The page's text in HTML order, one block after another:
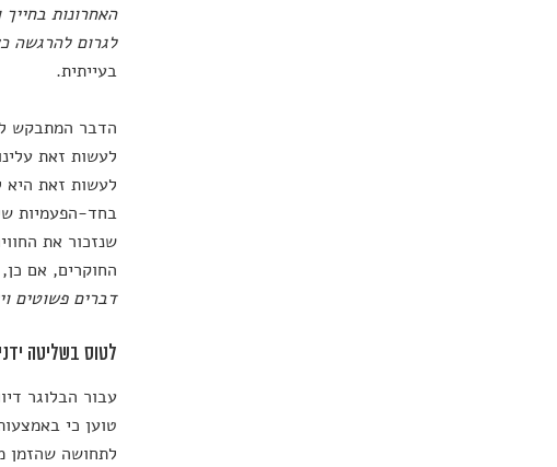
האחרונות
לגרום להרגשה
בעייתית.
הדבר המתבקש
לעשות זאת
לעשות זאת היא
בחד-הפעמיות
שנזכור את
החוקרים, אם
דברים פשוטים
לטוס בשליטה
עבור הבלוגר
טוען כי
לתחושה שהזמן